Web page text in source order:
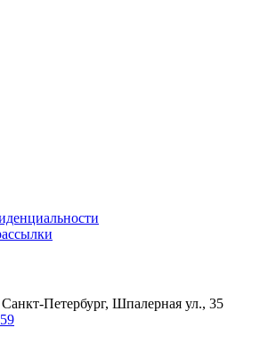
Санкт-Петербург, Шпалерная ул., 35